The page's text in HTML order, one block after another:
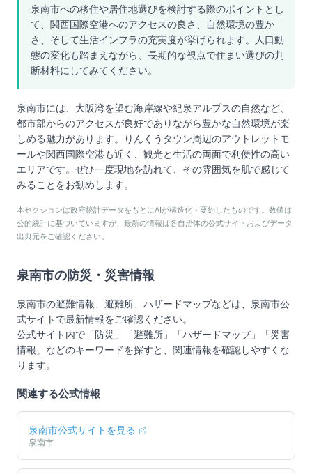
泉南市への移住や居住地選びを検討する際のポイントとし
て、関西国際空港へのアクセスの良さ、自然環境の豊か
さ、そして生活インフラの充実度が挙げられます。人口動
態の変化も踏まえながら、長期的な視点で住まい選びの判
断材料にしてみてください。
泉南市には、大阪湾を望む海岸線や紀泉アルプスの自然など、
都市部からのアクセスが良好でありながら豊かな自然環境が楽
しめる魅力があります。りんくうタウン周辺のアウトレットモ
ールや関西国際空港も近く、観光と生活の両面で利便性の高い
エリアです。ぜひ一度現地を訪れて、その雰囲気を肌で感じて
みることをお勧めします。
本セクションは政府統計データをもとにAIが構造化・要約したものです。数値は
公的統計に基づいていますが、最新の情報は各自治体の公式サイトおよびデータ
出典元をご確認ください。
泉南市の防災・災害情報
泉南市の避難情報、避難所、ハザードマップなどは、 泉南市公
式サイトで最新情報をご確認ください。
公式サイト内で「防災」「避難所」「ハザードマップ」「災害
情報」などのキーワードを探すと、関連情報を確認しやすくな
ります。
関連する公式情報
泉南市公式サイトを見る
泉南市